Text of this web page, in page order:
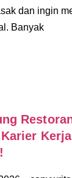
dan ingin
Banyak